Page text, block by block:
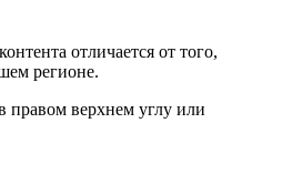
отличается от того,
регионе.
правом верхнем углу или